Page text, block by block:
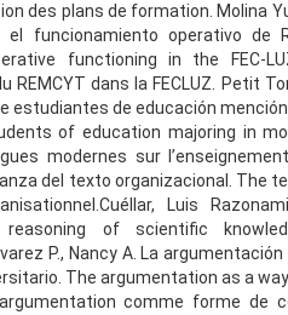
des plans de formation. Molina
el funcionamiento operativo de
functioning in the FEC-
REMCYT dans la FECLUZ. Petit
estudiantes de educación
of education majoring in
modernes sur
del texto organizacional. The
Luis
reasoning of scientific
P., Nancy A. La
The argumentation as a
comme forme de